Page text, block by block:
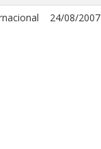
24/08/2007